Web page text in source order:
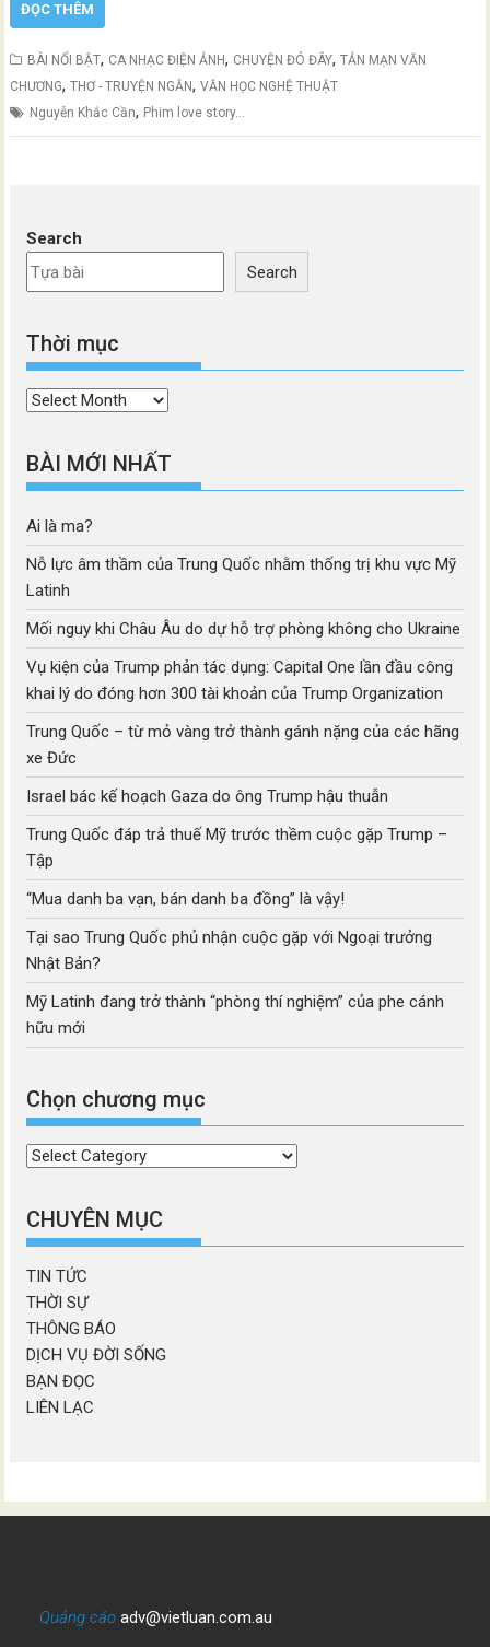
ĐỌC THÊM
BÀI NỔI BẬT, CA NHẠC ĐIỆN ẢNH, CHUYỆN ĐÓ ĐÂY,TẢN MẠN VĂN
CHƯƠNG,THƠ - TRUYỆN NGẮN,VĂN HỌC NGHỆ THUẬT
Nguyễn Khắc Cần, Phim love story…
Search
Search
Thời mục
Thời
BÀI MỚI NHẤT
Ai là ma?
Nỗ lực âm thầm của Trung Quốc nhằm thống trị khu vực Mỹ
Latinh
Mối nguy khi Châu Âu do dự hỗ trợ phòng không cho Ukraine
Vụ kiện của Trump phản tác dụng: Capital One lần đầu công
khai lý do đóng hơn 300 tài khoản của Trump Organization
Trung Quốc – từ mỏ vàng trở thành gánh nặng của các hãng
xe Đức
Israel bác kế hoạch Gaza do ông Trump hậu thuẫn
Trung Quốc đáp trả thuế Mỹ trước thềm cuộc gặp Trump –
Tập
“Mua danh ba vạn, bán danh ba đồng” là vậy!
Tại sao Trung Quốc phủ nhận cuộc gặp với Ngoại trưởng
Nhật Bản?
Mỹ Latinh đang trở thành “phòng thí nghiệm” của phe cánh
hữu mới
Chọn chương mục
Chọn
mục
CHUYÊN MỤC
TIN TỨC
THỜI SỰ
THÔNG BÁO
DỊCH VỤ ĐỜI SỐNG
BẠN ĐỌC
LIÊN LẠC
Quảng cáo adv@vietluan.com.au